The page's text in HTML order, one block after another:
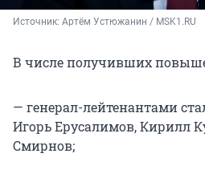
Источник: Артём Устюжанин / MSK1.RU
В числе получивших
— генерал-лейтенантами
Игорь Ерусалимов, Кирилл
Смирнов;